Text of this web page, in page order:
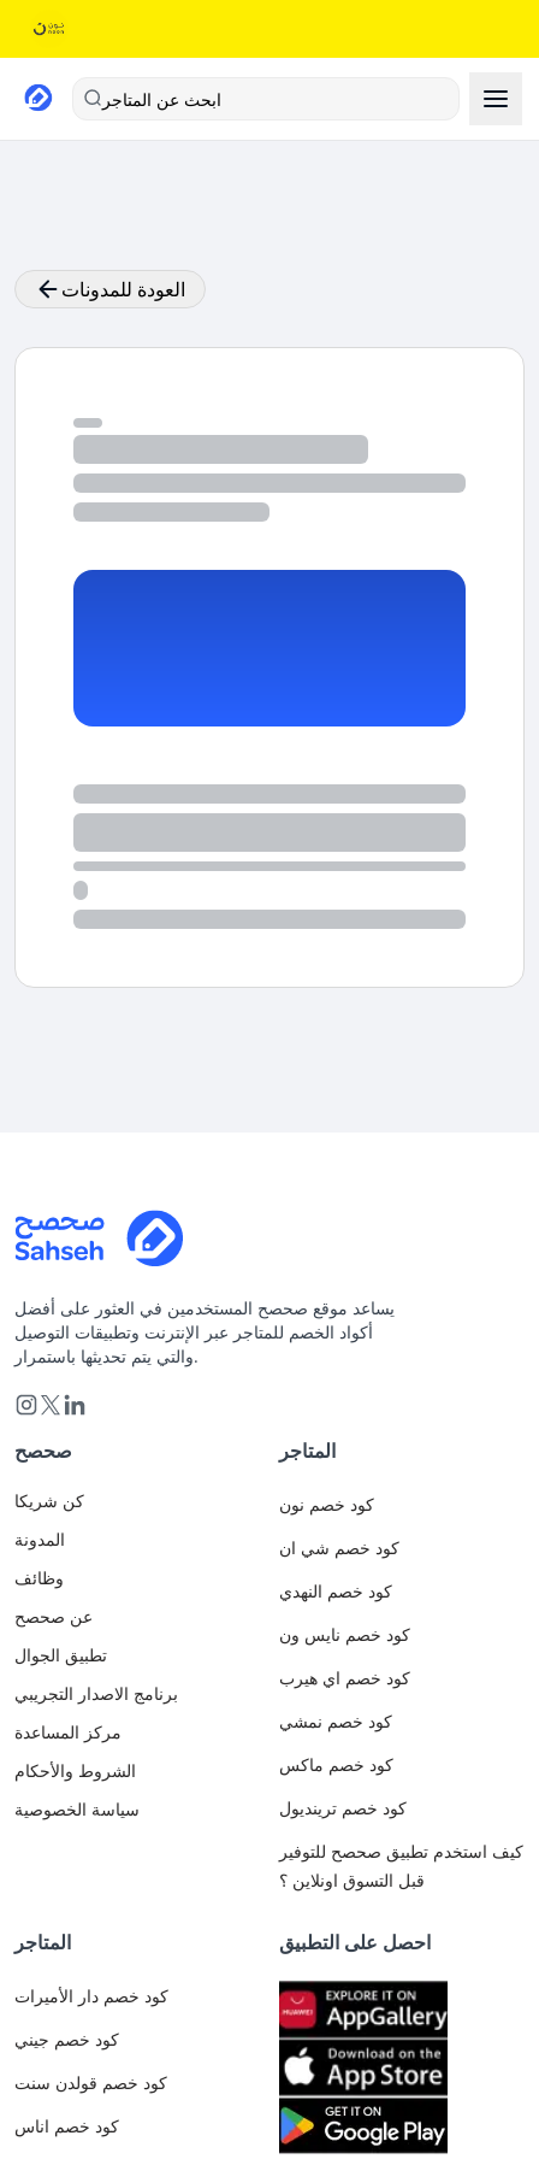
ابحث عن المتاجر
العودة للمدونات
يساعد موقع صحصح المستخدمين في العثور على أفضل
أكواد الخصم للمتاجر عبر الإنترنت وتطبيقات التوصيل
والتي يتم تحديثها باستمرار.
صحصح
كن شريكا
المدونة
وظائف
عن صحصح
تطبيق الجوال
برنامج الاصدار التجريبي
مركز المساعدة
الشروط والأحكام
سياسة الخصوصية
المتاجر
كود خصم نون
كود خصم شي ان
كود خصم النهدي
كود خصم نايس ون
كود خصم اي هيرب
كود خصم نمشي
كود خصم ماكس
كود خصم ترينديول
كيف استخدم تطبيق صحصح للتوفير
قبل التسوق اونلاين ؟
المتاجر
كود خصم دار الأميرات
كود خصم جيني
كود خصم قولدن سنت
كود خصم اناس
احصل على التطبيق